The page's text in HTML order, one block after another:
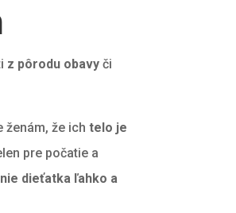
z pôrodu obavyči
ženám, že ich telo je
pre počatie a
dieťatka ľahko a